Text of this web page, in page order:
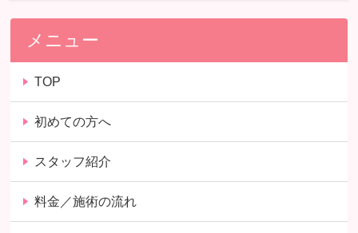
メニュー
TOP
初めての方へ
スタッフ紹介
料金／施術の流れ